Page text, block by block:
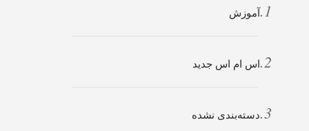
آموزش
اس ام اس جدید
دسته‌بندی نشده